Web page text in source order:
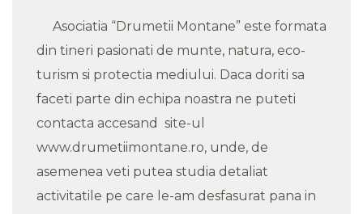
Asociatia “Drumetii Montane” este formata
din tineri pasionati de munte, natura, eco-
turism si protectia mediului. Daca doriti sa
faceti parte din echipa noastra ne puteti
contacta accesand site-ul
www.drumetiimontane.ro, unde, de
asemenea veti putea studia detaliat
activitatile pe care le-am desfasurat pana in